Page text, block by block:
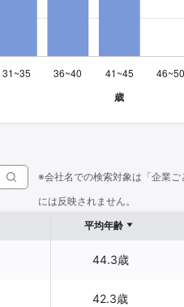
※会社名での検索対象は「企業
には反映されません。
平均年齢
44.3歳
42.3歳